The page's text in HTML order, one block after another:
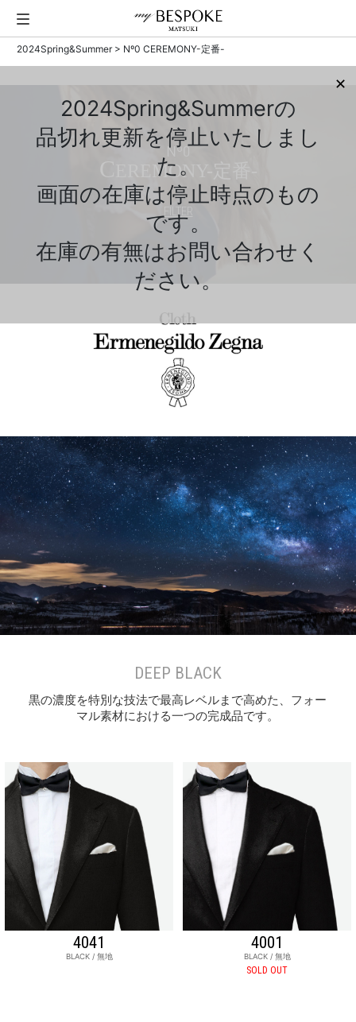
2024Spring&Summer> Nº0 CEREMONY-定番-
✕
2024Spring&Summerの
品切れ更新を停止いたしまし
た。
画面の在庫は停止時点のもの
です。
在庫の有無はお問い合わせく
ださい。
Nº0
EREMONY-定番-
FILTER
DEEP BLACK
黒の濃度を特別な技法で最高レベルまで高めた、フォー
マル素材における一つの完成品です。
4041
BLACK / 無地
4001
BLACK / 無地
SOLD OUT